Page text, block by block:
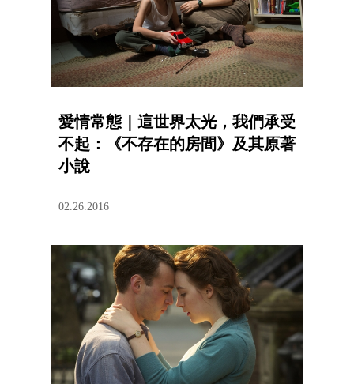
愛情常態｜這世界太光，我們承受
不起：《不存在的房間》及其原著
小說
02.26.2016